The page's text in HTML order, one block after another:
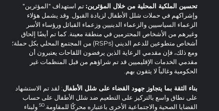
تحسين الملكية المحلية من خلال المؤثرين:تم استهداف "المؤثرين"
وإشراكهم في حملات شلل الأطفال لزيادة القبول. وقد يشمل هؤلاء
الزعماء السياسيين والزعماء الدينيين وزعماء القبائل ورؤساء الأسر
وغيرهم من الأشخاص المحترمين في منطقة معينة. كما تم أيضًا إلحاق
أشخاص متطوعين للدعم الديني (RSPs) من المجتمع المحلي بكل حملة؛
ومع ذلك، فإن مقدمي الرعاية الذين يرفضون اللقاحات يعتبرون أن
مقدمي الخدمات الإقليميين قد تم شراؤهم من قبل المنظمات غير
الحكومية وغالباً لا يثقون بهم.
بناء الثقة بما يتجاوز جهود القضاء على شلل الأطفال: لقد تم الاستشهاد
على نطاق واسع بالتركيز على التطعيم ضد شلل الأطفال على حساب
القضايا الصحية والاجتماعية الأخرى باعتباره محركًا للمقاومة.50 ولبناء